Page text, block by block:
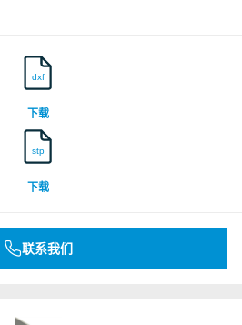
dxf
下载
stp
下载
联系我们